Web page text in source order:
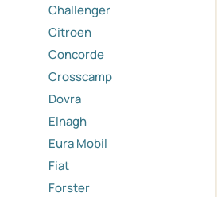
Challenger
Citroen
Concorde
Crosscamp
Dovra
Elnagh
Eura Mobil
Fiat
Forster